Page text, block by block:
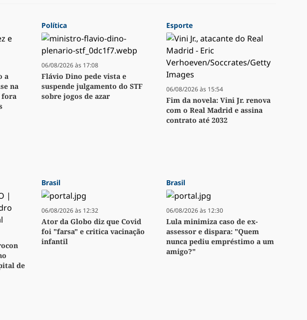
a
na
fora
Política
06/08/2026 às 17:08
Flávio Dino pede vista e
suspende julgamento do STF
sobre jogos de azar
Esporte
06/08/2026 às 15:54
Fim da novela: Vini Jr. renova
com o Real Madrid e assina
contrato até 2032
de
Brasil
06/08/2026 às 12:32
Ator da Globo diz que Covid
foi "farsa" e critica vacinação
infantil
Brasil
06/08/2026 às 12:30
Lula minimiza caso de ex-
assessor e dispara: "Quem
nunca pediu empréstimo a um
amigo?"